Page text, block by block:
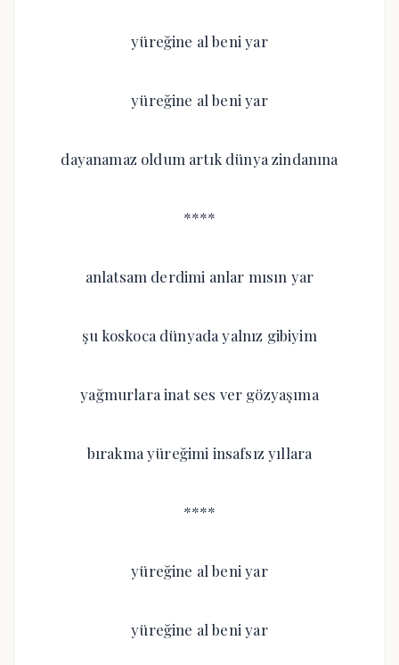
yüreğine al beni yar
yüreğine al beni yar
dayanamaz oldum artık dünya zindanına
****
anlatsam derdimi anlar mısın yar
şu koskoca dünyada yalnız gibiyim
yağmurlara inat ses ver gözyaşıma
bırakma yüreğimi insafsız yıllara
****
yüreğine al beni yar
yüreğine al beni yar